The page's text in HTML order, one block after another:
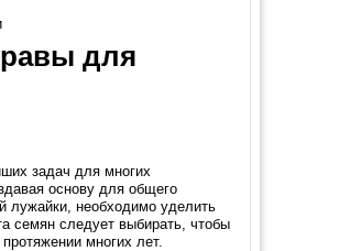
для
задач для многих
основу для общего
лужайки, необходимо уделить
семян следует выбирать, чтобы
многих лет.